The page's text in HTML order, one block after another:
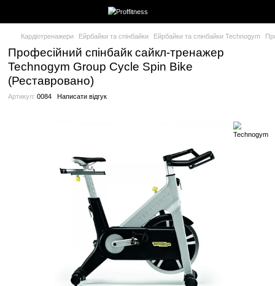
Професійний спінбайк сайкл-
Technogym Group Cycle Spin Bike
(Реставровано)